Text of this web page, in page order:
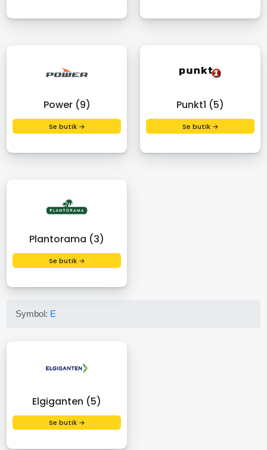
Power (9)
Se butik →
Punkt1 (5)
Se butik →
Plantorama (3)
Se butik →
Symbol: E
Elgiganten (5)
Se butik →